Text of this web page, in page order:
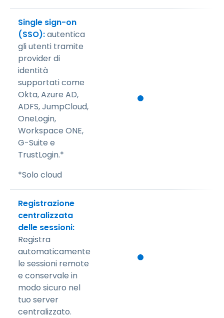
Single sign-on
(SSO):autentica
gli utenti tramite
provider di
identità
supportati come
Okta, Azure AD,
ADFS, JumpCloud,
OneLogin,
Workspace ONE,
G-Suite e
TrustLogin.*
*Solo cloud
Registrazione
centralizzata
delle sessioni:
Registra
automaticamente
le sessioni remote
e conservale in
modo sicuro nel
tuo server
centralizzato.